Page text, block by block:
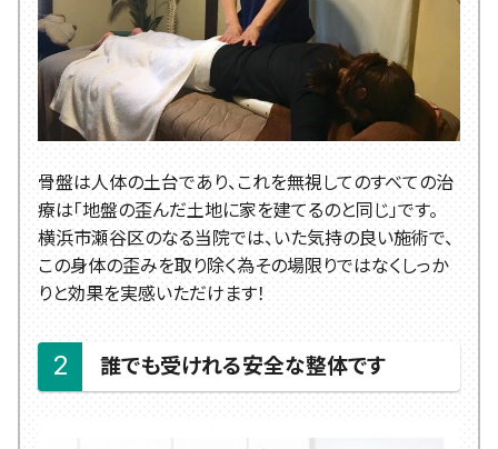
骨盤は人体の土台であり、これを無視してのすべての治
療は「地盤の歪んだ土地に家を建てるのと同じ」です。
横浜市瀬谷区のなる当院では、いた気持の良い施術で、
この身体の歪みを取り除く為その場限りではなくしっか
りと効果を実感いただけます！
誰でも受けれる安全な整体です